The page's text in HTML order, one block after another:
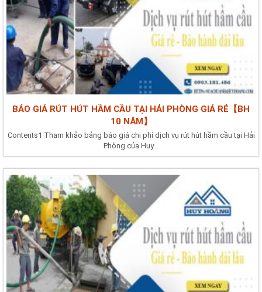
BÁO GIÁ RÚT HÚT HẦM CẦU TẠI HẢI PHÒNG GIÁ RẺ【BH
10 NĂM】
Contents1 Tham khảo bảng báo giá chi phí dịch vụ rút hút hầm cầu tại Hải
Phòng của Huy...